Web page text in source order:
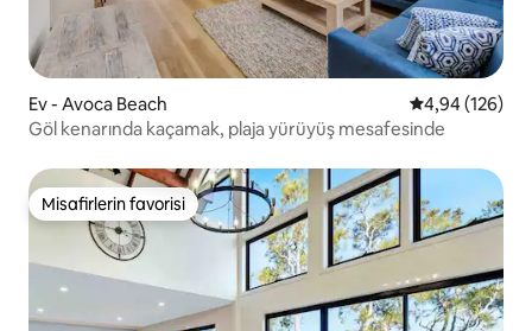
Ev - Avoca Beach 5 üzerinden
4,94 (126)
Göl kenarında kaçamak, plaja yürüyüş mesafesinde
Misafirlerin favorisi
Misafirlerin favorisi